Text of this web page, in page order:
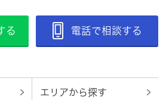
る 電話で相談する
エリアから探す